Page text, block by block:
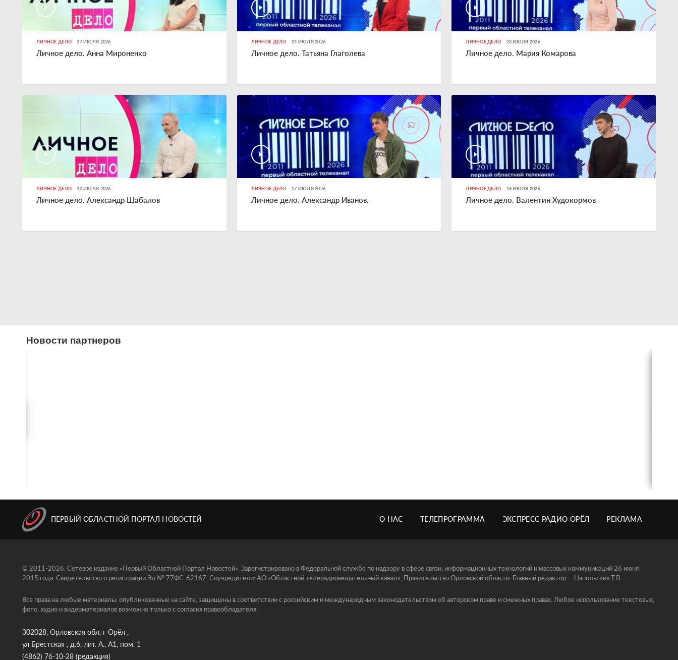
ЛИЧНОЕ ДЕЛО 27 ИЮЛЯ 2026
Личное дело. Анна Мироненко
ЛИЧНОЕ ДЕЛО 24 ИЮЛЯ 2026
Личное дело. Татьяна Глаголева
ЛИЧНОЕ ДЕЛО 23 ИЮЛЯ 2026
Личное дело. Мария Комарова
ЛИЧНОЕ ДЕЛО 20 ИЮЛЯ 2026
Личное дело. Александр Шабалов
ЛИЧНОЕ ДЕЛО 17 ИЮЛЯ 2026
Личное дело. Александр Иванов.
ЛИЧНОЕ ДЕЛО 16 ИЮЛЯ 2026
Личное дело. Валентин Худокормов
Новости партнеров
ПЕРВЫЙ ОБЛАСТНОЙ ПОРТАЛ НОВОСТЕЙ О НАС ТЕЛЕПРОГРАММА ЭКСПРЕСС РАДИО ОРЁЛ РЕКЛАМА
© 2011-2026, Сетевое издание «Первый Областной Портал Новостей». Зарегистрировано в Федеральной службе по надзору в сфере связи, информационных технологий и массовых коммуникаций 26 июня
2015 года. Свидетельство о регистрации Эл № 77ФС-62167. Соучредители: АО «Областной телерадиовещательный канал», Правительство Орловской области. Главный редактор — Напольских Т.В.
Все права на любые материалы, опубликованные на сайте, защищены в соответствии с российским и международным законодательством об авторском праве и смежных правах. Любое использование текстовых,
фото, аудио и видеоматериалов возможно только с согласия правообладателя.
302028, Орловская обл, г Орёл ,
ул Брестская , д.6, лит. А., А1, пом. 1
(4862) 76-10-28 (редакция)